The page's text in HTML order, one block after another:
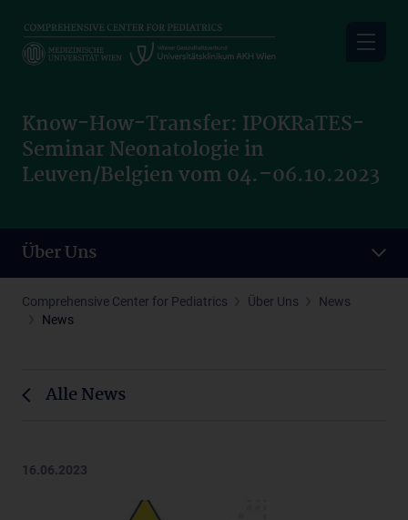
main
Know-How-Transfer: IPOKRaTES-
Seminar Neonatologie in
Leuven/Belgien vom 04.–06.10.2023
Über Uns
Comprehensive Center for Pediatrics Über Uns
News
News
Alle News
16.06.2023